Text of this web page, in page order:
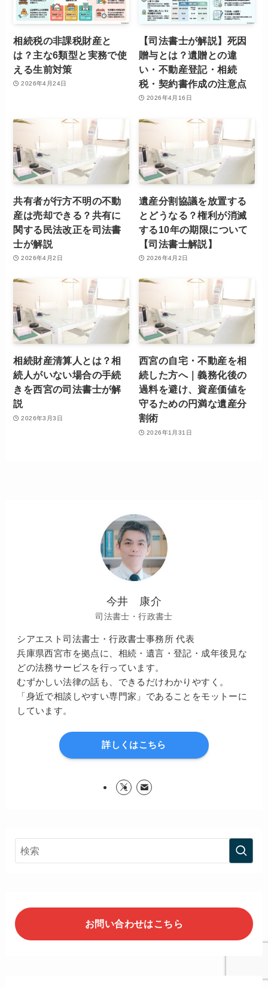
相続税の非課税財産と
は？主な6類型と実務で使
える生前対策
2026年4月24日
【司法書士が解説】死因
贈与とは？遺贈との違
い・不動産登記・相続
税・契約書作成の注意点
2026年4月16日
共有者が行方不明の不動
産は売却できる？共有に
関する民法改正を司法書
士が解説
2026年4月2日
遺産分割協議を放置する
とどうなる？権利が消滅
する10年の期限について
【司法書士解説】
2026年4月2日
相続財産清算人とは？相
続人がいない場合の手続
きを西宮の司法書士が解
説
2026年3月3日
西宮の自宅・不動産を相
続した方へ｜義務化後の
過料を避け、資産価値を
守るための円満な遺産分
割術
2026年1月31日
今井 康介
司法書士・行政書士
シアエスト司法書士・行政書士事務所 代表
兵庫県西宮市を拠点に、相続・遺言・登記・成年後見な
どの法務サービスを行っています。
むずかしい法律の話も、できるだけわかりやすく。
「身近で相談しやすい専門家」であることをモットーに
しています。
詳しくはこちら
お問い合わせはこちら